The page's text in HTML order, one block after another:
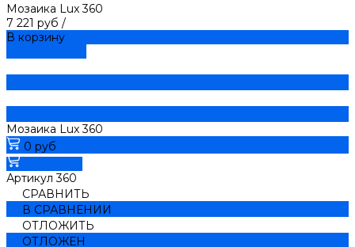
Мозаика Lux 360
7 221 руб /
В корзину
Мозаика Lux 360
0 руб
Артикул360
СРАВНИТЬ
В СРАВНЕНИИ
ОТЛОЖИТЬ
ОТЛОЖЕН